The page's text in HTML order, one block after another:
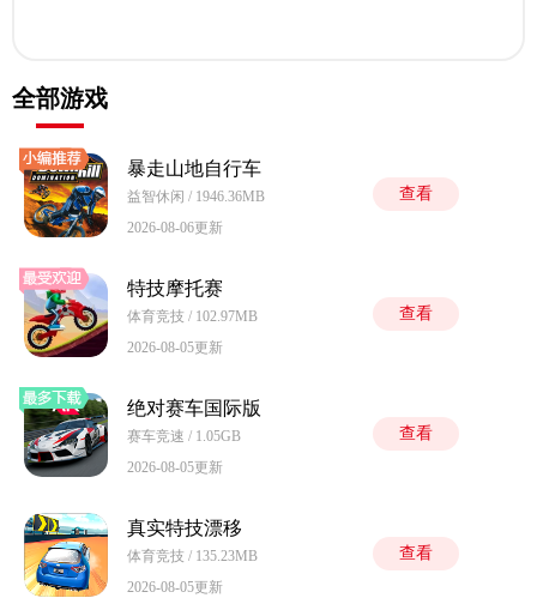
全部游戏
暴走山地自行车
益智休闲 / 1946.36MB
2026-08-06更新
查看
特技摩托赛
体育竞技 / 102.97MB
2026-08-05更新
查看
绝对赛车国际版
赛车竞速 / 1.05GB
2026-08-05更新
查看
真实特技漂移
体育竞技 / 135.23MB
2026-08-05更新
查看